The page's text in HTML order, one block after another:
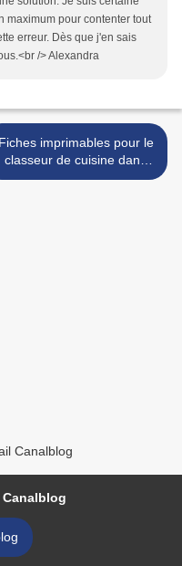
maximum pour contenter tout
erreur. Dès que j'en sais
/> Alexandra
Fiches imprimables pour le
classeur de cuisine dans
PS113 >
Canalblog